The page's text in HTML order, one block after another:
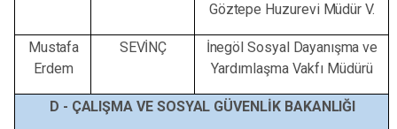
Göztepe Huzurevi Müdür V.
Mustafa
Erdem
SEVİNÇ İnegöl Sosyal Dayanışma ve
Yardımlaşma Vakfı Müdürü
D - ÇALIŞMAVE SOSYAL GÜVENLİK BAKANLIĞI